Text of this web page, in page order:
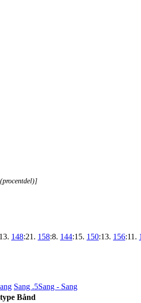
148:21. 158:8. 144:15. 150:13. 156:11.
Sang .5Sang - Sang
Bånd